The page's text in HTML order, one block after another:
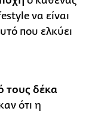
να είναι
που ελκύει
τους δέκα
ότι η